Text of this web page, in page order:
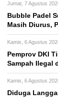
Jumat, 7 Agustus
Bubble Padel
Masih Diurus,
Kamis, 6 Agustus
Pemprov DKI
Sampah Ilegal
Kamis, 6 Agustus
Diduga